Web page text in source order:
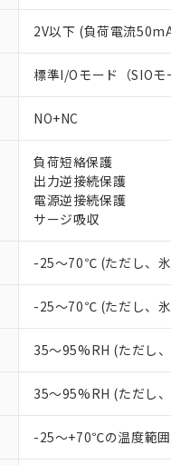
2V以下 (負荷電流
標準I/Oモード（SIO
NO+NC
負荷短絡保護
出力逆接続保護
電源逆接続保護
サージ吸収
-25～70℃ (ただし、
-25～70℃ (ただし、
35～95%RH (ただし
35～95%RH (ただし
-25～+70℃の温度範
以下の条
当社
在
い。
正式
オム
在庫
す。
マイ
てい
※1 対応
対応済
対応予定
対応予定
仕入先様
があります
*EU RoHS指
フタル酸ビス
ル（DBP）
但し、RoHS
フタル酸エス
部品在庫
※3 非含
※1 中国
「○」：最
「×」：最
Pb(鉛)
DEHP(フタル
※2 環境
「ｅ」：
「10」：
味します。
「－」：
など
当社
ます
当
置
また
たし
空